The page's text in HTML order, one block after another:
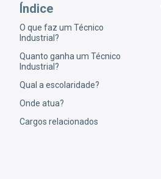
Índice
O que faz um Técnico
Industrial?
Quanto ganha um Técnico
Industrial?
Qual a escolaridade?
Onde atua?
Cargos relacionados